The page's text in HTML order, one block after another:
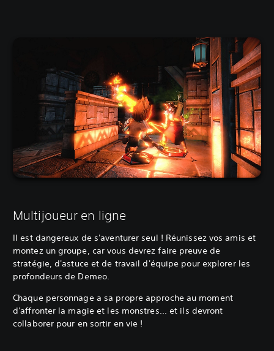
Multijoueur en ligne
Il est dangereux de s'aventurer seul ! Réunissez vos amis et
montez un groupe, car vous devrez faire preuve de
stratégie, d'astuce et de travail d'équipe pour explorer les
profondeurs de Demeo.
Chaque personnage a sa propre approche au moment
d'affronter la magie et les monstres... et ils devront
collaborer pour en sortir en vie !